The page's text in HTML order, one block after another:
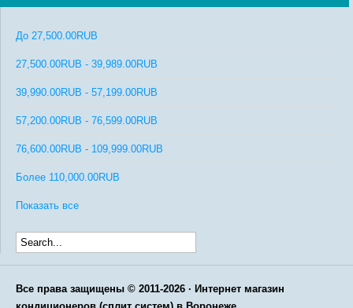
До 27,500.00RUB
27,500.00RUB - 39,989.00RUB
39,990.00RUB - 57,199.00RUB
57,200.00RUB - 76,599.00RUB
76,600.00RUB - 109,999.00RUB
Более 110,000.00RUB
Показать все
Все права защищены © 2011-2026 · Интернет магазин